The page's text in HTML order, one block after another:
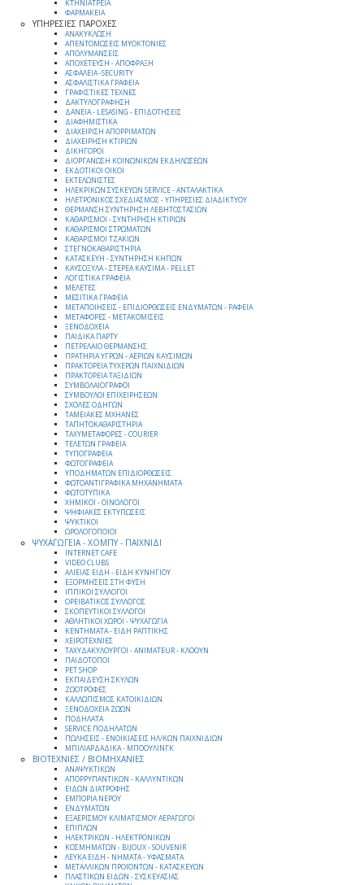
ΚΤΗΝΙΑΤΡΕΙΑ
ΦΑΡΜΑΚΕΙΑ
ΥΠΗΡΕΣΙΕΣ ΠΑΡΟΧΕΣ
ΑΝΑΚΥΚΛΩΣΗ
ΑΠΕΝΤΟΜΩΣΕΙΣ ΜΥΟΚΤΟΝΙΕΣ
ΑΠΟΛΥΜΑΝΣΕΙΣ
ΑΠΟΧΕΤΕΥΣΗ - ΑΠΟΦΡΑΞΗ
ΑΣΦΑΛΕΙΑ -SECURITY
ΑΣΦΑΛΙΣΤΙΚΑ ΓΡΑΦΕΙΑ
ΓΡΑΦΙΣΤΙΚΕΣ ΤΕΧΝΕΣ
ΔΑΚΤΥΛΟΓΡΑΦΗΣΗ
ΔΑΝΕΙΑ - LESASING - ΕΠΙΔΟΤΗΣΕΙΣ
ΔΙΑΦΗΜΙΣΤΙΚΑ
ΔΙΑΧΕΙΡΙΣΗ ΑΠΟΡΡΙΜΑΤΩΝ
ΔΙΑΧΕΙΡΗΣΗ ΚΤΙΡΙΩΝ
ΔΙΚΗΓΟΡΟΙ
ΔΙΟΡΓΑΝΩΣΗ ΚΟΙΝΩΝΙΚΩΝ ΕΚΔΗΛΩΣΕΩΝ
ΕΚΔΟΤΙΚΟΙ ΟΙΚΟΙ
ΕΚΤΕΛΩΝΙΣΤΕΣ
ΗΛΕΚΡΙΚΩΝ ΣΥΣΚΕΥΩΝ SERVICE - ΑΝΤΑΛΑΚΤΙΚΑ
ΗΛΕΤΡΟΝΙΚΟΣ ΣΧΕΔΙΑΣΜΟΣ - ΥΠΗΡΕΣΙΕΣ ΔΙΑΔΙΚΤΥΟΥ
ΘΕΡΜΑΝΣΗ ΣΥΝΤΗΡΗΣΗ ΛΕΒΗΤΟΣΤΑΣΙΩΝ
ΚΑΘΑΡΙΣΜΟΙ - ΣΥΝΤΗΡΗΣΗ ΚΤΙΡΙΩΝ
ΚΑΘΑΡΙΣΜΟΙ ΣΤΡΩΜΑΤΩΝ
ΚΑΘΑΡΙΣΜΟΙ ΤΖΑΚΙΩΝ
ΣΤΕΓΝΟΚΑΘΑΡΙΣΤΗΡΙΑ
ΚΑΤΑΣΚΕΥΗ - ΣΥΝΤΗΡΗΣΗ ΚΗΠΩΝ
ΚΑΥΣΟΞΥΛΑ - ΣΤΕΡΕΑ ΚΑΥΣΙΜΑ - PELLET
ΛΟΓΙΣΤΙΚΑ ΓΡΑΦΕΙΑ
ΜΕΛΕΤΕΣ
ΜΕΣΙΤΙΚΑ ΓΡΑΦΕΙΑ
ΜΕΤΑΠΟΙΗΣΕΙΣ - ΕΠΙΔΙΟΡΘΩΣΕΙΣ ΕΝΔΥΜΑΤΩΝ - ΡΑΦΕΙΑ
ΜΕΤΑΦΟΡΕΣ - ΜΕΤΑΚΟΜΙΣΕΙΣ
ΞΕΝΟΔΟΧΕΙΑ
ΠΑΙΔΙΚΑ ΠΑΡΤΥ
ΠΕΤΡΕΛΑΙΟ ΘΕΡΜΑΝΣΗΣ
ΠΡΑΤΗΡΙΑ ΥΓΡΩΝ - ΑΕΡΙΩΝ ΚΑΥΣΙΜΩΝ
ΠΡΑΚΤΟΡΕΙΑ ΤΥΧΕΡΩΝ ΠΑΙΧΝΙΔΙΩΝ
ΠΡΑΚΤΟΡΕΙΑ ΤΑΞΙΔΙΩΝ
ΣΥΜΒΟΛΑΙΟΓΡΑΦΟΙ
ΣΥΜΒΟΥΛΟΙ ΕΠΙΧΕΙΡΗΣΕΩΝ
ΣΧΟΛΕΣ ΟΔΗΓΩΝ
ΤΑΜΕΙΑΚΕΣ ΜΧΗΑΝΕΣ
ΤΑΠΗΤΟΚΑΘΑΡΙΣΤΗΡΙΑ
ΤΑΧΥΜΕΤΑΦΟΡΕΣ - COURIER
ΤΕΛΕΤΩΝ ΓΡΑΦΕΙΑ
ΤΥΠΟΓΡΑΦΕΙΑ
ΦΩΤΟΓΡΑΦΕΙΑ
ΥΠΟΔΗΜΑΤΩΝ ΕΠΙΔΙΟΡΘΩΣΕΙΣ
ΦΩΤΟΑΝΤΙΓΡΑΦΙΚΑ ΜΗΧΑΝΗΜΑΤΑ
ΦΩΤΟΤΥΠΙΚΑ
ΧΗΜΙΚΟΙ - ΟΙΝΟΛΟΓΟΙ
ΨΗΦΙΑΚΕΣ ΕΚΤΥΠΩΣΕΙΣ
ΨΥΚΤΙΚΟΙ
ΩΡΟΛΟΓΟΠΟΙΟΙ
ΨΥΧΑΓΩΓΕΙΑ - ΧΟΜΠΥ - ΠΑΙΧΝΙΔΙ
INTERNET CAFE
VIDEO CLUBS
ΑΛΙΕΙΑΣ ΕΙΔΗ - ΕΙΔΗ ΚΥΝΗΓΙΟΥ
ΕΞΟΡΜΗΣΕΙΣ ΣΤΗ ΦΥΣΗ
ΙΠΠΙΚΟΙ ΣΥΛΛΟΓΟΙ
ΟΡΕΙΒΑΤΙΚΟΣ ΣΥΛΛΟΓΟΣ
ΣΚΟΠΕΥΤΙΚΟΙ ΣΥΛΛΟΓΟΙ
ΑΘΛΗΤΙΚΟΙ ΧΩΡΟΙ - ΨΥΧΑΓΩΓΙΑ
ΚΕΝΤΗΜΑΤΑ - ΕΙΔΗ ΡΑΠΤΙΚΗΣ
ΧΕΙΡΟΤΕΧΝΙΕΣ
ΤΑΧΥΔΑΚΥΛΟΥΡΓΟΙ - ANIMATEUR - ΚΛΟΟΥΝ
ΠΑΙΔΟΤΟΠΟΙ
PET SHOP
ΕΚΠΑΙΔΕΥΣΗ ΣΚΥΛΩΝ
ΖΩΟΤΡΟΦΕΣ
ΚΑΛΛΩΠΙΣΜΟΣ ΚΑΤΟΙΚΙΔΙΩΝ
ΞΕΝΟΔΟΧΕΙΑ ΖΩΩΝ
ΠΟΔΗΛΑΤΑ
SERVICE ΠΟΔΗΛΑΤΩΝ
ΠΩΛΗΣΕΙΣ - ΕΝΟΙΚΙΑΣΕΙΣ ΗΛ/ΚΩΝ ΠΑΙΧΝΙΔΙΩΝ
ΜΠΙΛΙΑΡΔΑΔΙΚΑ - ΜΠΟΟΥΛΙΝΓΚ
ΒΙΟΤΕΧΝΙΕΣ / ΒΙΟΜΗΧΑΝΙΕΣ
ΑΝΑΨΥΚΤΙΚΩΝ
ΑΠΟΡΡΥΠΑΝΤΙΚΩΝ - ΚΑΛΛΥΝΤΙΚΩΝ
ΕΙΔΩΝ ΔΙΑΤΡΟΦΗΣ
ΕΜΠΟΡΙΑ ΝΕΡΟΥ
ΕΝΔΥΜΑΤΩΝ
ΕΞΑΕΡΙΣΜΟΥ ΚΛΙΜΑΤΙΣΜΟΥ ΑΕΡΑΓΩΓΟΙ
ΕΠΙΠΛΩΝ
ΗΛΕΚΤΡΙΚΩΝ - ΗΛΕΚΤΡΟΝΙΚΩΝ
ΚΟΣΜΗΜΑΤΩΝ - BIJOUX - SOUVENIR
ΛΕΥΚΑ ΕΙΔΗ - ΝΗΜΑΤΑ - ΥΦΑΣΜΑΤΑ
ΜΕΤΑΛΛΙΚΩΝ ΠΡΟΪΟΝΤΩΝ - ΚΑΤΑΣΚΕΥΩΝ
ΠΛΑΣΤΙΚΩΝ ΕΙΔΩΝ - ΣΥΣΚΕΥΑΣΙΑΣ